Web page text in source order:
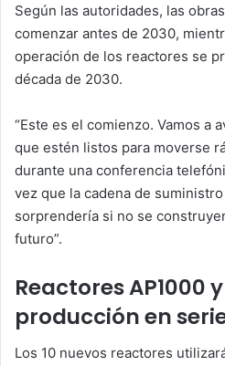
Según las autoridades, las
comenzar antes de 2030,
operación de los reactores se
década de 2030.
“Este es el comienzo. Vamos a
que estén listos para moverse
durante una conferencia
vez que la cadena de
sorprendería si no se
futuro”.
Reactores AP1000
producción en
Los 10 nuevos reactores